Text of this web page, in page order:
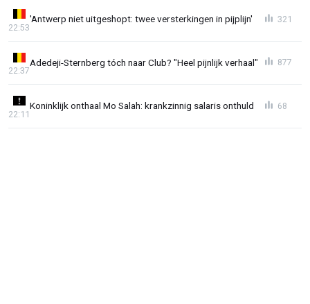
'Antwerp niet uitgeshopt: twee versterkingen in pijplijn'
22:53
321
Adedeji-Sternberg tóch naar Club? "Heel pijnlijk verhaal"
22:37
877
Koninklijk onthaal Mo Salah: krankzinnig salaris onthuld
22:11
68